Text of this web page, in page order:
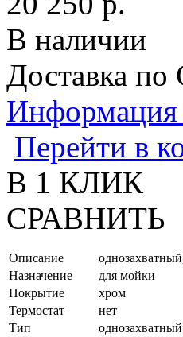
В наличии
Доставка
Информация
Перейти в
В 1 КЛИК
СРАВНИТЬ
Описание
Назначение
для мойки
Покрытие
хром
Термостат
нет
Тип
однозахватный